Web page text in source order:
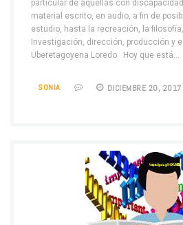
particular de aquellas con
material escrito, en audio, a fin de
estudio, hasta la recreación, la
Investigación, dirección, producción y
Uberetagoyena Loredo Hoy que está…
SONIA DICIEMBRE 20, 2017